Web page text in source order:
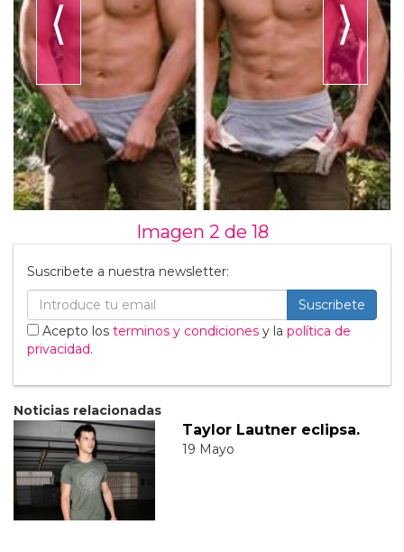
⟨ ⟩
Imagen 2 de 18
Suscribete a nuestra newsletter:
Suscribete
Acepto los terminos y condiciones y la política de
privacidad.
Noticias relacionadas
Taylor Lautner eclipsa.
19 Mayo